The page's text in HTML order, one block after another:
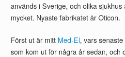
används i Sverige, och olika
mycket. Nyaste fabrikatet är Oticon.
Först ut är mitt Med-El, vars
som kom ut för några år sedan, och